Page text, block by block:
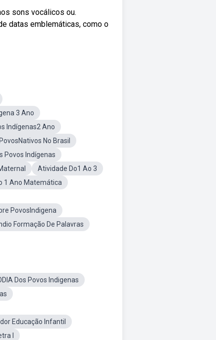
sons vocálicos ou.
datas emblemáticas, como o
3 Ano
Indígenas2 Ano
No Brasil
Povos Indígenas
Atividade Do1 Ao 3
1 Ano Matemática
PovosIndigena
Formação De Palavras
Dos Povos Indigenas
Educação Infantil
I